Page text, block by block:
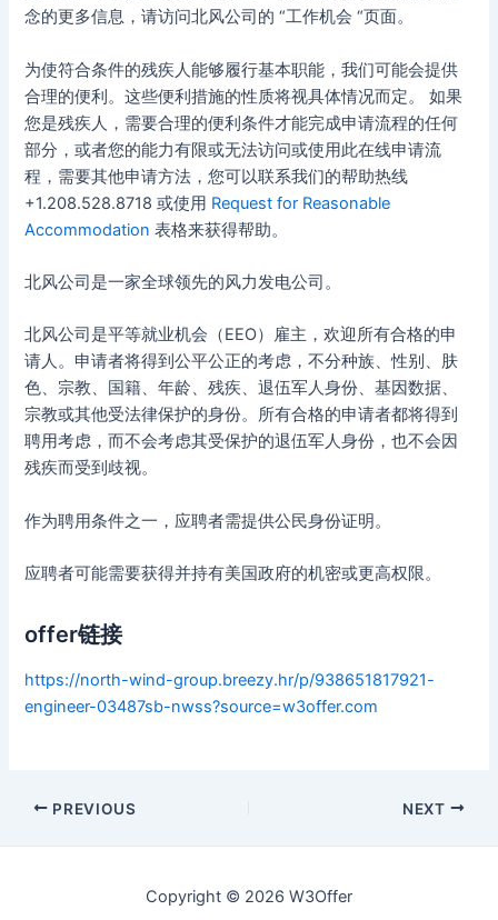
念的更多信息，请访问北风公司的 “工作机会 “页面。
为使符合条件的残疾人能够履行基本职能，我们可能会提供
合理的便利。这些便利措施的性质将视具体情况而定。 如果
您是残疾人，需要合理的便利条件才能完成申请流程的任何
部分，或者您的能力有限或无法访问或使用此在线申请流
程，需要其他申请方法，您可以联系我们的帮助热线
+1.208.528.8718 或使用 Request for Reasonable
Accommodation 表格来获得帮助。
北风公司是一家全球领先的风力发电公司。
北风公司是平等就业机会（EEO）雇主，欢迎所有合格的申
请人。申请者将得到公平公正的考虑，不分种族、性别、肤
色、宗教、国籍、年龄、残疾、退伍军人身份、基因数据、
宗教或其他受法律保护的身份。所有合格的申请者都将得到
聘用考虑，而不会考虑其受保护的退伍军人身份，也不会因
残疾而受到歧视。
作为聘用条件之一，应聘者需提供公民身份证明。
应聘者可能需要获得并持有美国政府的机密或更高权限。
offer链接
https://north-wind-group.breezy.hr/p/938651817921-
engineer-03487sb-nwss?source=w3offer.com
Post
PREVIOUS NEXT
Copyright © 2026 W3Offer